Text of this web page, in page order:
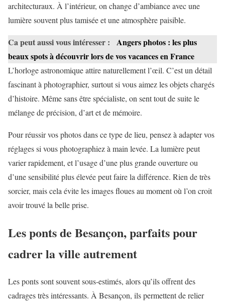
architecturaux. À l’intérieur, on change d’ambiance avec une
lumière souvent plus tamisée et une atmosphère paisible.
Ca peut aussi vous intéresser :
Angers photos : les plus
beaux spots à découvrir lors de vos vacances en France
L’horloge astronomique attire naturellement l’œil. C’est un détail
fascinant à photographier, surtout si vous aimez les objets chargés
d’histoire. Même sans être spécialiste, on sent tout de suite le
mélange de précision, d’art et de mémoire.
Pour réussir vos photos dans ce type de lieu, pensez à adapter vos
réglages si vous photographiez à main levée. La lumière peut
varier rapidement, et l’usage d’une plus grande ouverture ou
d’une sensibilité plus élevée peut faire la différence. Rien de très
sorcier, mais cela évite les images floues au moment où l’on croit
avoir trouvé la belle prise.
Les ponts de Besançon, parfaits pour
cadrer la ville autrement
Les ponts sont souvent sous-estimés, alors qu’ils offrent des
cadrages très intéressants. À Besançon, ils permettent de relier